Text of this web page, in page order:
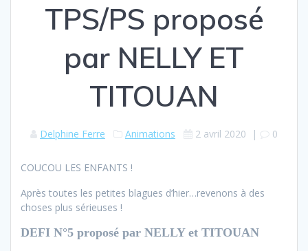
TPS/PS proposé
par NELLY ET
TITOUAN
Delphine Ferre Animations 2 avril 2020 | 0
COUCOU LES ENFANTS !
Après toutes les petites blagues d’hier…revenons à des
choses plus sérieuses !
DEFI N°5 proposé par NELLY et TITOUAN